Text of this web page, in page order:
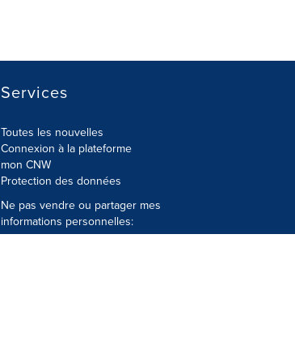
Services
Toutes les nouvelles
Connexion à la plateforme
mon CNW
Protection des données
Ne pas vendre ou partager mes
informations personnelles: